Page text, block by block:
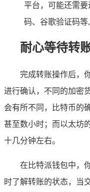
平台，可能还需
码、谷歌验证码等
耐心等待转
完成转账操作后，
进行确认，不同的加密
会有所不同，比特币的
甚至数小时；而以太坊
十几分钟左右。
在比特派钱包中，
时了解转账的状态，当